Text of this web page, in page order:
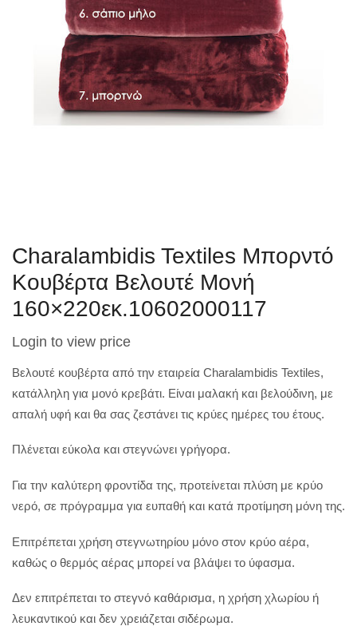
Charalambidis Textiles Μπορντό
Κουβέρτα Βελουτέ Μονή
160×220εκ.10602000117
Login to view price
Βελουτέ κουβέρτα από την εταιρεία Charalambidis Textiles,
κατάλληλη για μονό κρεβάτι. Είναι μαλακή και βελούδινη, με
απαλή υφή και θα σας ζεστάνει τις κρύες ημέρες του έτους.
Πλένεται εύκολα και στεγνώνει γρήγορα.
Για την καλύτερη φροντίδα της, προτείνεται πλύση με κρύο
νερό, σε πρόγραμμα για ευπαθή και κατά προτίμηση μόνη της.
Επιτρέπεται χρήση στεγνωτηρίου μόνο στον κρύο αέρα,
καθώς ο θερμός αέρας μπορεί να βλάψει το ύφασμα.
Δεν επιτρέπεται το στεγνό καθάρισμα, η χρήση χλωρίου ή
λευκαντικού και δεν χρειάζεται σιδέρωμα.